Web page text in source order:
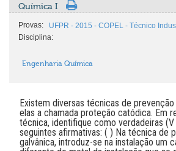
Química I
Provas:
UFPR - 2015 - COPEL - Técnico
Disciplina:
Engenharia Química
Existem diversas técnicas de
elas a chamada proteção catódica. Em
técnica, identifique como verdadeiras
seguintes afirmativas: ( ) Na técnica de
galvânica, introduz-se na instalação um